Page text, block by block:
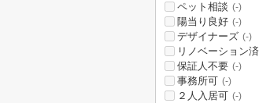
ペット相談 (-)
陽当り良好 (-)
デザイナーズ (-)
リノベーション済
保証人不要 (-)
事務所可 (-)
２人入居可 (-)